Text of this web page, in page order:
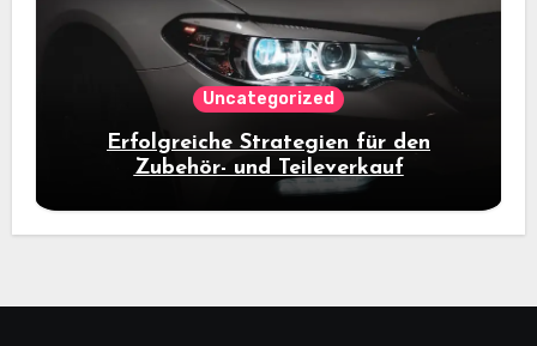
Uncategorized
Erfolgreiche Strategien für den
Zubehör- und Teileverkauf